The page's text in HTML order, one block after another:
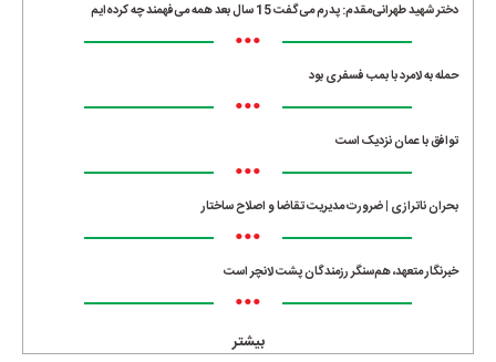
دختر شهید طهرانی‌مقدم: پدرم می‌گفت 15 سال بعد همه می‌فهمند چه کرده‌ایم
•••
حمله به لامرد با بمب فسفری بود
•••
توافق با عمان نزدیک است
•••
بحران ناترازی | ضرورت مدیریت تقاضا و اصلاح ساختار
•••
خبرنگار متعهد، هم‌سنگر رزمندگان پشت لانچر است
•••
بیشتر